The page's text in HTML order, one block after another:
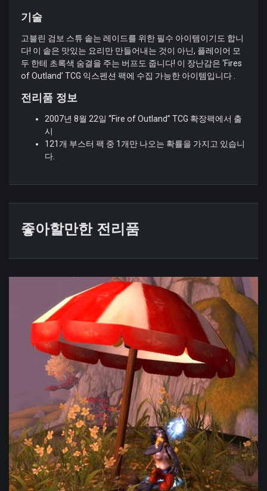
기술
고블린 검보 스튜 솥는 레이드를 위한 필수 아이템이기도 합니
다! 이 솥은 맛있는 요리만 만들어내는 것이 아닌, 플레이어 모
두 한테 초록색 숨결을 주는 버프도 줍니다! 이 장난감은 ‘Fires
of Outland’ TCG 익스펜션 팩에 수집 가능한 아이템입니다 .
전리품 정보
2007년 8월 22일 “Fire of Outland” TCG 확장팩에서 출
시
121개 부스터 팩 중 1개만 나오는 확률을 가지고 있습니
다.
좋아할만한 전리품